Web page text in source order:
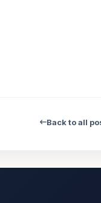
Back to all